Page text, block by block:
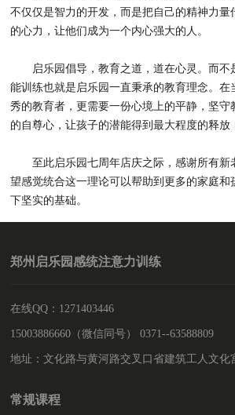
不仅仅是智力的开发，而是把自己的精神力量
的心力，让他们成为一个内心强大的人。
启乐园倡导，教育之道，道在心灵。而不
能训练也就是启乐园一直秉承的教育理念。在
秀的教育者，更需要一份心境上的平静，坚守
的自尊心，让孩子的潜能得到最大程度的释放
至此启乐园七周年店庆之际，感谢所有新
望感觉统合这一理论可以帮助到更多的家庭和
下坚实的基础。
郑州启乐园感统注意力训练
在线QQ：1271403446
15003886660（微信同号） 0371--63588809
地址：文化路与黄河路交叉口省建筑工人文化
常规课程